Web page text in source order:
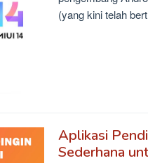
(yang kini telah
Aplikasi
Sederhana